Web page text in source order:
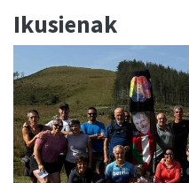
Ikusienak